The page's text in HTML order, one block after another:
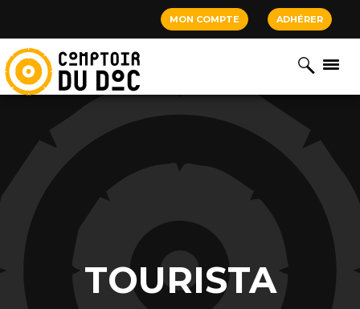
MON COMPTE ADHÉRER
TOURISTA
Cookies management panel